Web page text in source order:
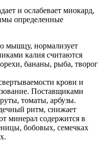
и ослабевает миокард,
определенные
мышцу, нормализует
калия считаются
бананы, рыба, творог
крови и
Поставщиками
томаты, арбузы.
ритм, снижает
минерал содержится в
бобовых, семечках